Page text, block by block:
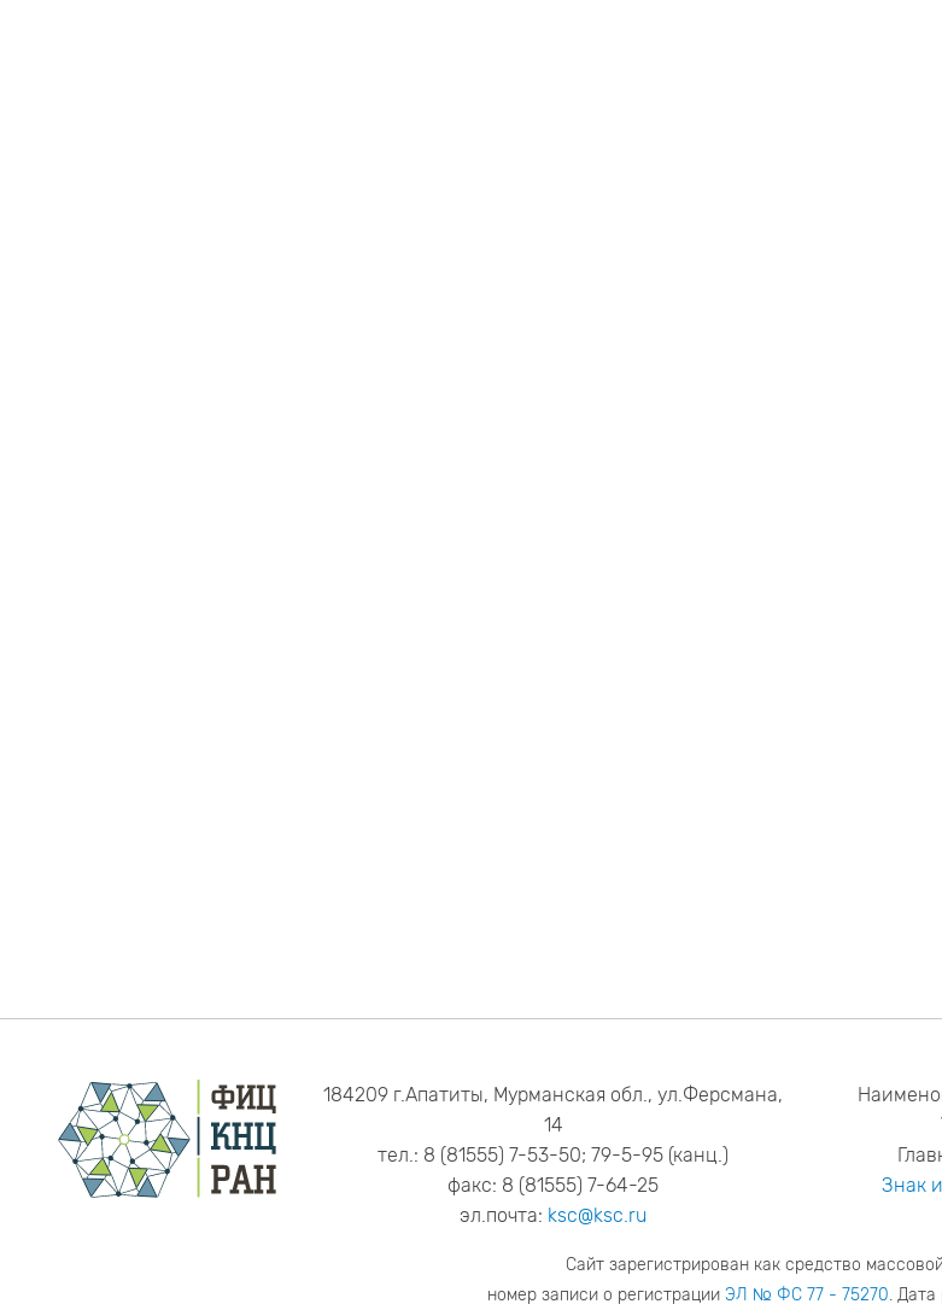
184209 г.Апатиты, Мурманская обл., ул.Ферсмана,
14
тел.: 8 (81555) 7-53-50; 79-5-95 (канц.)
факс: 8 (81555) 7-64-25
эл.почта: ksc@ksc.ru
Знак
Сайт зарегистрирован как средство
номер записи о регистрации ЭЛ № ФС 77 - 75270. Дата